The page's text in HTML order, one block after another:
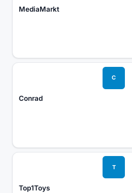
MediaMarkt
C
Conrad
T
Top1Toys